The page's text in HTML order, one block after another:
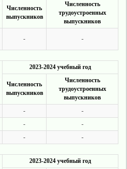
Численность
выпускников
Численность
трудоустроенных
выпускников
- -
2023-2024 учебный год
Численность
выпускников
Численность
трудоустроенных
выпускников
-
-
-
-
- -
2023-2024 учебный год